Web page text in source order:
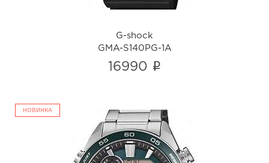
G-shock
GMA-S140PG-1A
16990 i
НОВИНКА